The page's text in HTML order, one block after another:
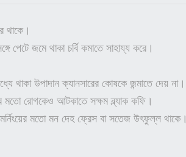
থাকে।
জমে থাকা চর্বি কমাতে সাহায্য করে।
থাকা উপাদান ক্যানসারের কোষকে জন্মাতে দেয় না।
মতো রোগকেও আটকাতে সক্ষম ব্ল্যাক কফি।
মতো মন দেহ ফ্রেস বা সতেজ উৎফুল্ল থাকে।